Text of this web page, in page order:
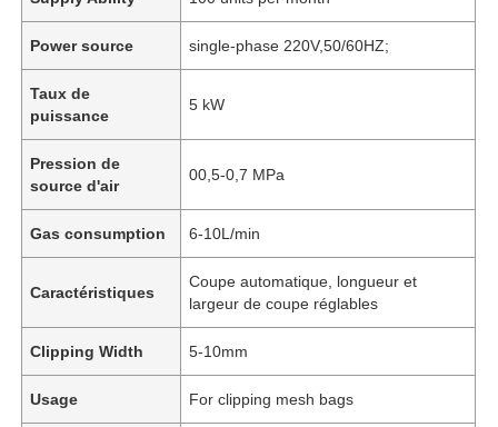
Power source single-phase 220V,50/60HZ;
Taux de
puissance
5 kW
Pression de
source d'air
00,5-0,7 MPa
Gas consumption 6-10L/min
Caractéristiques
Coupe automatique, longueur et
largeur de coupe réglables
Clipping Width 5-10mm
Usage For clipping mesh bags